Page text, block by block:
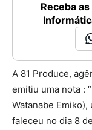
Receba
A 81 Produce,
emitiu uma nota :
Watanabe
faleceu no dia 8